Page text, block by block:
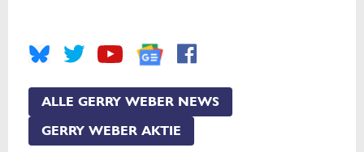
ALLE GERRY WEBER NEWS
GERRY WEBER AKTIE